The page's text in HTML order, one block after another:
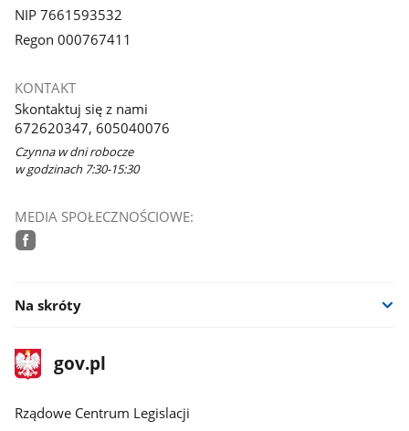
NIP 7661593532
Regon 000767411
KONTAKT
Skontaktuj się z nami
672620347, 605040076
Czynna w dni robocze
w godzinach 7:30-15:30
MEDIA SPOŁECZNOŚCIOWE:
Na skróty
stopka
gov.plStrona
gov.pl
Rządowe Centrum Legislacji